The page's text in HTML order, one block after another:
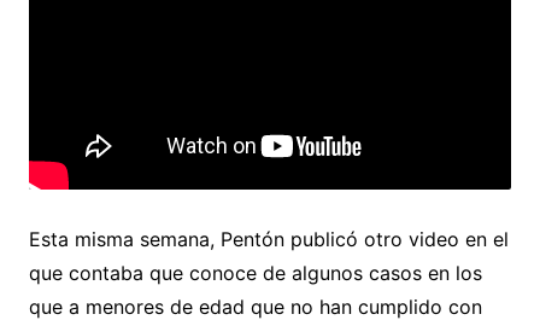
Esta misma semana, Pentón publicó otro video en el
que contaba que conoce de algunos casos en los
que a menores de edad que no han cumplido con